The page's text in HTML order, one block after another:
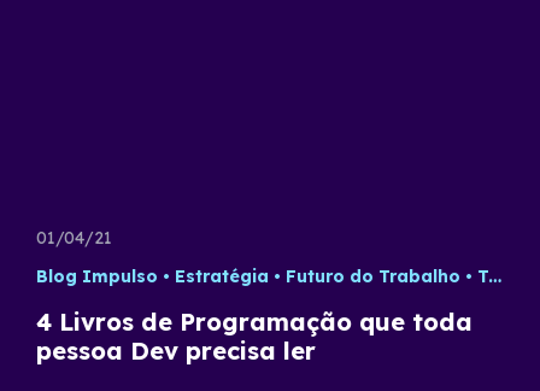
01/04/21
Blog Impulso
Estratégia Futuro do Trabalho Tecnologia
4 Livros de Programação que toda
pessoa Dev precisa ler